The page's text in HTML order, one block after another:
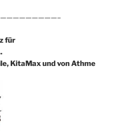
für
KitaMax und von Athme